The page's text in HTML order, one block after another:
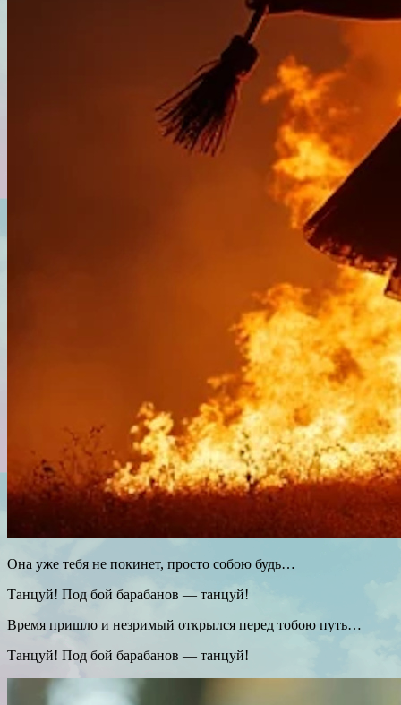
Она уже тебя не покинет, просто собою будь…
Танцуй! Под бой барабанов — танцуй!
Время пришло и незримый открылся перед тобою путь…
Танцуй! Под бой барабанов — танцуй!